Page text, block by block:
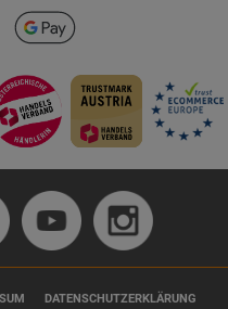
DATENSCHUTZERKLÄRUNG